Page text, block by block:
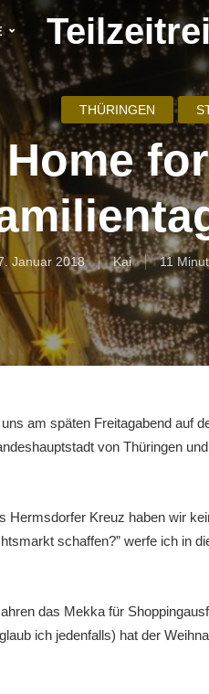
THÜRINGEN
Januar 2018 Kai 11
am späten Freitagabend auf
von Thüringen
Kreuz haben wir
schaffen?” werfe ich in
das Mekka für
ich jedenfalls) hat der